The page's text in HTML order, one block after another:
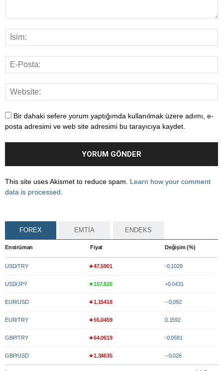
Bir dahaki sefere yorum yaptığımda kullanılmak üzere adımı, e-
posta adresimi ve web site adresimi bu tarayıcıya kaydet.
This site uses Akismet to reduce spam. Learn how your comment
data is processed
FOREX EMTİA ENDEKS
Enstrüman Fiyat Değişim (%)
USD/TRY 47.5901 -0.1028
USD/JPY 157.826 +0.0431
EUR/USD 1.15418 --0.092
EUR/TRY 55.0459 0.1592
GBP/TRY 64.0619 -0.0581
GBP/USD 1.34635 --0.026